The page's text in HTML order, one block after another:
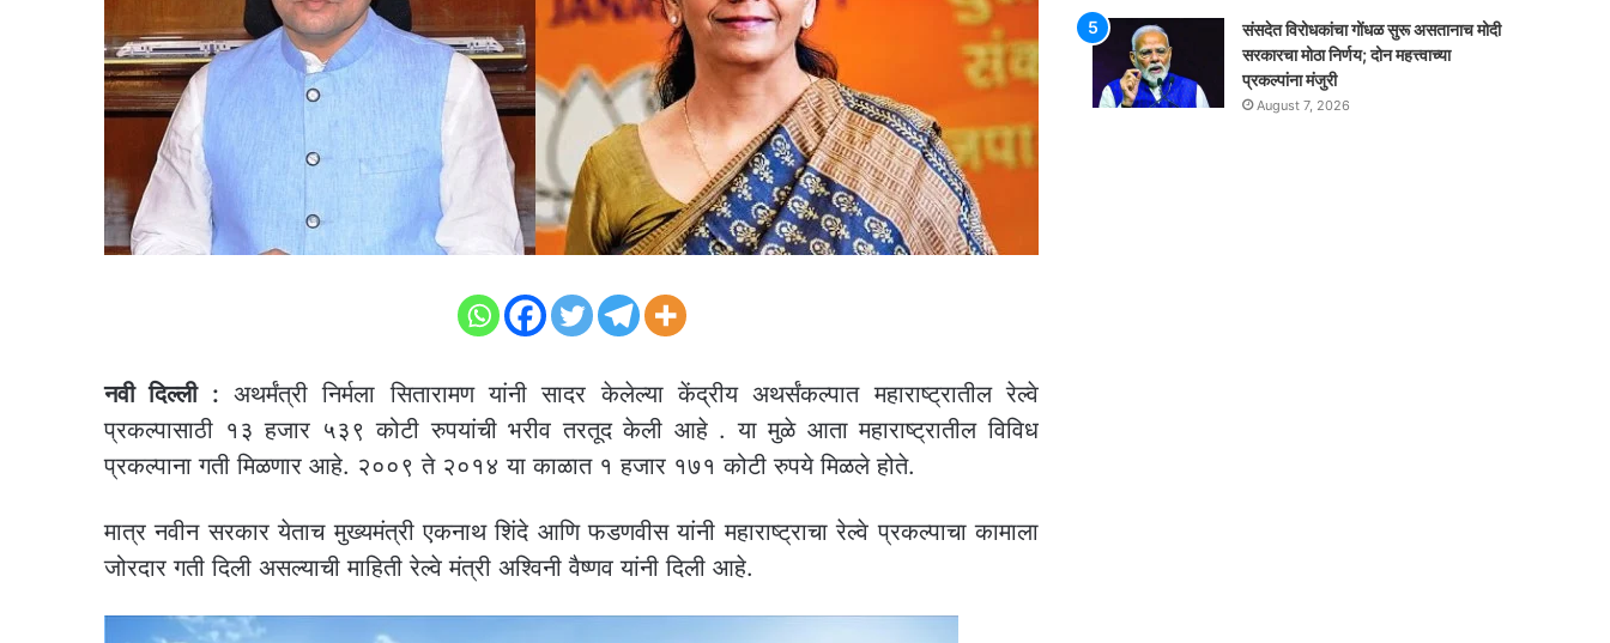
नवी दिल्ली : अथर्मंत्री निर्मला सितारामण यांनी सादर केलेल्या केंद्रीय अथर्संकल्पात महाराष्ट्रातील रेल्वे
प्रकल्पासाठी १३ हजार ५३९ कोटी रुपयांची भरीव तरतूद केली आहे . या मुळे आता महाराष्ट्रातील विविध
प्रकल्पाना गती मिळणार आहे. २००९ ते २०१४ या काळात १ हजार १७१ कोटी रुपये मिळले होते.
मात्र नवीन सरकार येताच मुख्यमंत्री एकनाथ शिंदे आणि फडणवीस यांनी महाराष्ट्राचा रेल्वे प्रकल्पाचा कामाला
जोरदार गती दिली असल्याची माहिती रेल्वे मंत्री अश्विनी वैष्णव यांनी दिली आहे.
संसदेत विरोधकांचा गोंधळ सुरू असतानाच मोदी
सरकारचा मोठा निर्णय; दोन महत्त्वाच्या
प्रकल्पांना मंजुरी
August 7, 2026